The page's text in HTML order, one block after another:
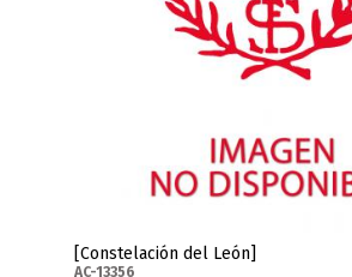
[Constelación del León]
AC-13356